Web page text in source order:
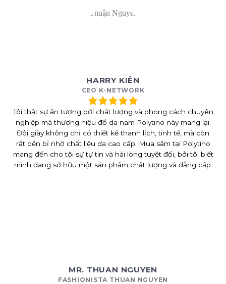
HARRY KIÊN
CEO K-NETWORK
Tôi thật sự ấn tượng bởi chất lượng và phong cách chuyên
nghiệp mà thương hiệu đồ da nam Polytino này mang lại.
Đôi giày không chỉ có thiết kế thanh lịch, tinh tế, mà còn
rất bền bỉ nhờ chất liệu da cao cấp. Mua sắm tại Polytino
mang đến cho tôi sự tự tin và hài lòng tuyệt đối, bởi tôi biết
mình đang sở hữu một sản phẩm chất lượng và đẳng cấp.
MR. THUAN NGUYEN
FASHIONISTA THUAN NGUYEN